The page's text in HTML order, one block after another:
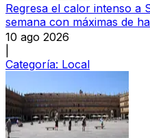
Regresa el calor intenso a
semana con máximas de
10 ago 2026
Categoría: Local